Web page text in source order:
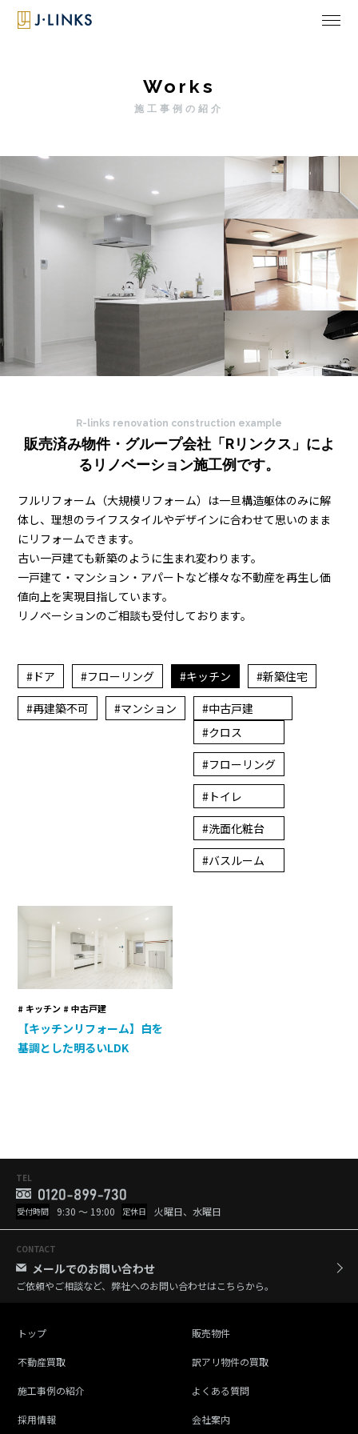
Works
施工事例の紹介
R-links renovation construction example
販売済み物件・グループ会社「Rリンクス」によ
る リノベーション施工例です。
フルリフォーム（大規模リフォーム）は一旦構造躯体のみに解
体し、理想のライフスタイルやデザインに合わせて思いのまま
にリフォームできます。
古い一戸建ても新築のように生まれ変わります。
一戸建て・マンション・アパートなど様々な不動産を再生し価
値向上を実現目指しています。
リノベーションのご相談も受付しております。
ドア フローリング キッチン
新築住宅
再建築不可
マンション
中古戸建
クロス
フローリング
トイレ
洗面化粧台
バスルーム
キッチン # 中古戸建
【キッチンリフォーム】白を
基調とした明るいLDK
TEL
受付時間 9:30 ～ 19:00 定休日 火曜日、水曜日
CONTACT
メールでのお問い合わせ
ご依頼やご相談など、弊社へのお問い合わせはこちらから。
トップ 販売物件
不動産買取 訳アリ物件の買取
施工事例の紹介 よくある質問
採用情報 会社案内